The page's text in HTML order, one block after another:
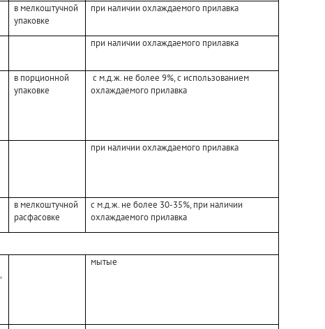
в мелкоштучной
упаковке
при наличии охлаждаемого прилавка
при наличии охлаждаемого прилавка
в порционной
упаковке
с м.д.ж. не более 9%, с использованием
охлаждаемого прилавка
при наличии охлаждаемого прилавка
в мелкоштучной
расфасовке
с м.д.ж. не более 30-35%, при наличии
охлаждаемого прилавка
мытые